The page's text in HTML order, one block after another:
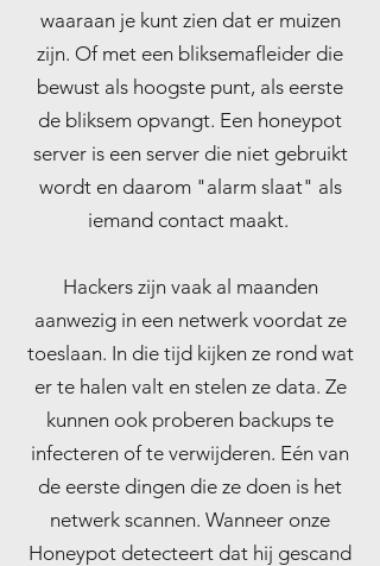
waaraan je kunt zien dat er muizen
zijn. Of met een bliksemafleider die
bewust als hoogste punt, als eerste
de bliksem opvangt. Een honeypot
server is een server die niet gebruikt
wordt en daarom "alarm slaat" als
iemand contact maakt.
Hackers zijn vaak al maanden
aanwezig in een netwerk voordat ze
toeslaan. In die tijd kijken ze rond wat
er te halen valt en stelen ze data. Ze
kunnen ook proberen backups te
infecteren of te verwijderen. Eén van
de eerste dingen die ze doen is het
netwerk scannen. Wanneer onze
Honeypot detecteert dat hij gescand